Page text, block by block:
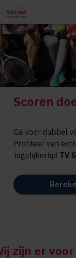
Scoren
Ga voor dubbel
Profiteer van
tegelijkertijd TV
zijn er voor